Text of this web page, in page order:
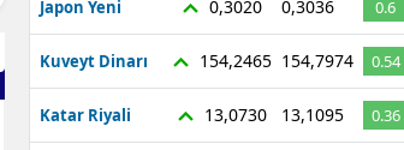
Japon Yeni 0,3020 0,3036 0.6
Kuveyt Dinarı 154,2465 154,7974 0.54
Katar Riyali 13,0730 13,1095 0.36